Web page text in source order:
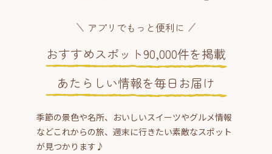
アプリでもっと便利に
おすすめスポット90,000件を掲載
あたらしい情報を毎日お届け
季節の景色や名所、おいしいスイーツやグルメ情報
などこれからの旅、週末に行きたい素敵なスポット
が見つかります♪